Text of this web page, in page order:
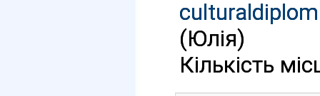
(Юлія)
Кількість